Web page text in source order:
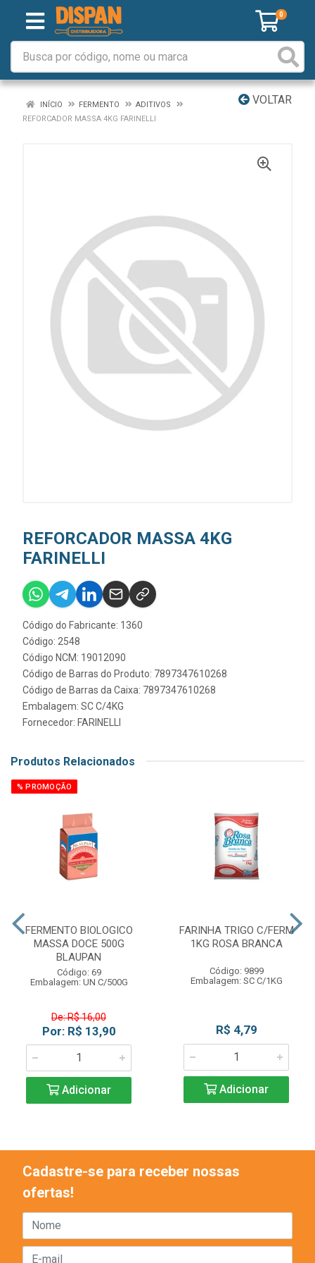
0
VOLTAR
INÍCIO FERMENTO
ADITIVOS
REFORCADOR MASSA 4KG FARINELLI
REFORCADOR MASSA 4KG
FARINELLI
Código do Fabricante: 1360
Código: 2548
Código NCM: 19012090
Código de Barras do Produto: 7897347610268
Código de Barras da Caixa: 7897347610268
Embalagem: SC C/4KG
Fornecedor: FARINELLI
Produtos Relacionados
% PROMOÇÃO
FERMENTO BIOLOGICO
MASSA DOCE 500G
BLAUPAN
Código: 69
Embalagem: UN C/500G
De: R$ 16,00
Por: R$ 13,90
Adicionar
FARINHA TRIGO C/FERM
1KG ROSA BRANCA
Código: 9899
Embalagem: SC C/1KG
R$ 4,79
Adicionar
Cadastre-se para receber nossas
ofertas!